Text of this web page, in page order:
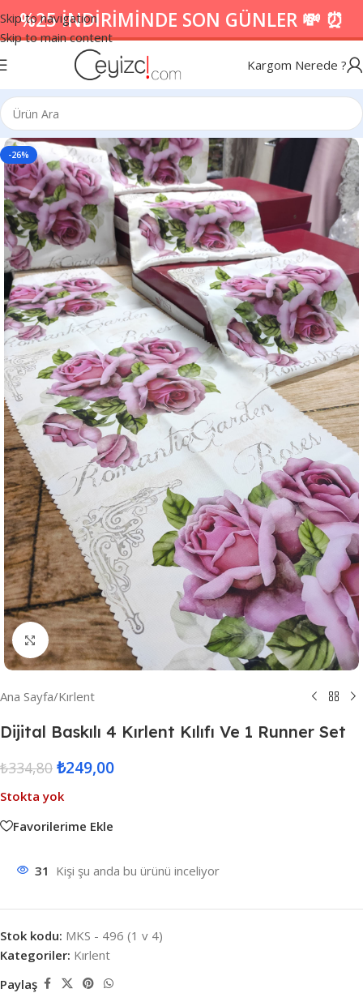
Skip to navigation
Skip to main content
%25 İNDİRİMİNDE SON GÜNLER 💸 ⏰
Kargom Nerede ?
-26%
Resmi Büyüt
Ana Sayfa/Kırlent
Dijital Baskılı 4 Kırlent Kılıfı Ve 1 Runner Set
₺334,80 ₺249,00
Stokta yok
Favorilerime Ekle
31 Kişi şu anda bu ürünü inceliyor
Stok kodu: MKS - 496 (1 v 4)
Kategoriler: Kırlent
Paylaş